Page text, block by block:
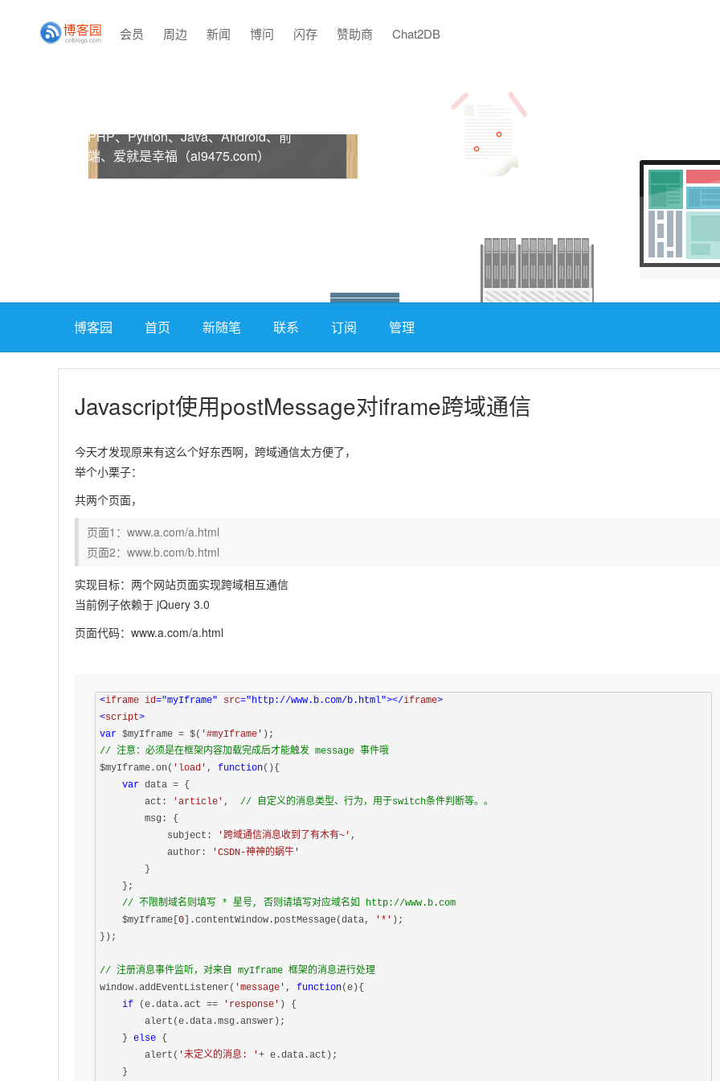
会员 周边 新闻 博问 闪存 赞助商 Chat2DB
PHP、Python、Java、Android、前
端、爱就是幸福（ai9475.com）
博客园 首页 新随笔 联系 订阅 管理
Javascript使用postMessage对iframe跨域通信
今天才发现原来有这么个好东西啊，跨域通信太方便了，
举个小栗子：
共两个页面，
页面1：www.a.com/a.html
页面2：www.b.com/b.html
实现目标：两个网站页面实现跨域相互通信
当前例子依赖于 jQuery 3.0
页面代码：www.a.com/a.html
<iframe id="myIframe" src="http://www.b.com/b.html"></iframe>
<script>
var $myIframe = $( '#myIframe'
// 注意：必须是在框架内容加载完成后才能触发 message 事件哦
$myIframe.on( 'load' , function(){
var data = {
        act:
'article' , // 自定义的消息类型、行为，用于switch条件判断等。。
            subject:
'跨域通信消息收到了有木有~' ,
            author:
'CSDN-神神的蜗牛'
// 不限制域名则填写 * 星号, 否则请填写对应域名如 http://www.b.com
    $myIframe[
0 ].contentWindow.postMessage(data, '*' );
});
// 注册消息事件监听，对来自 myIframe 框架的消息进行处理
window.addEventListener( 'message' , function(e){
if (e.data.act == 'response' ) {
    }
else {
        alert(
'未定义的消息: '+ e.data.act);